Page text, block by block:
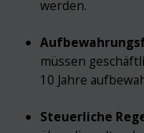
werden.
müssen
10 Jahre
Steuerliche